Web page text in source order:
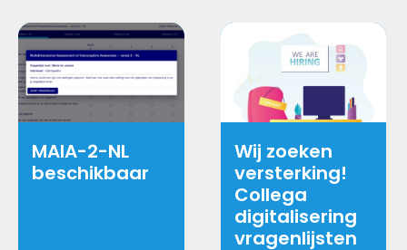
MAIA-2-NL
beschikbaar
Wij zoeken
versterking!
Collega
digitalisering
vragenlijsten